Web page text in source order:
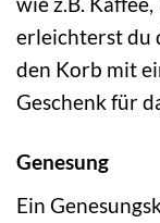
erleichterst du
den Korb mit
Geschenk für
Genesung
Ein